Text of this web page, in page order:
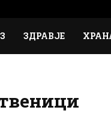
ЗДРАВЈЕ